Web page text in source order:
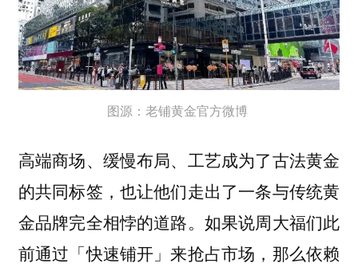
图源：老铺黄金官方微博
高端商场、缓慢布局、工艺成为了古法黄金
的共同标签，也让他们走出了一条与传统黄
金品牌完全相悖的道路。 如果说周大福们此
前通过「快速铺开」来抢占市场，那么依赖